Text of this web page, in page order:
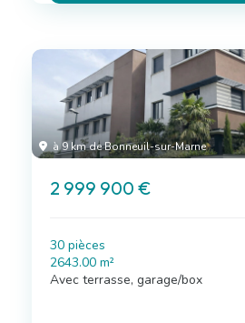
à 9 km de Bonneuil-sur-Marne
2 999 900 €
30 pièces
2643.00 m²
Avec terrasse, garage/box